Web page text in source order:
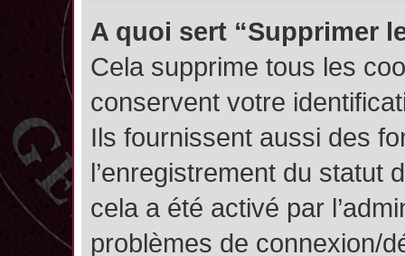
A quoi sert “Supprimer
Cela supprime tous les
conservent votre
Ils fournissent aussi des
l’enregistrement du statut
cela a été activé par
problèmes de connexion/